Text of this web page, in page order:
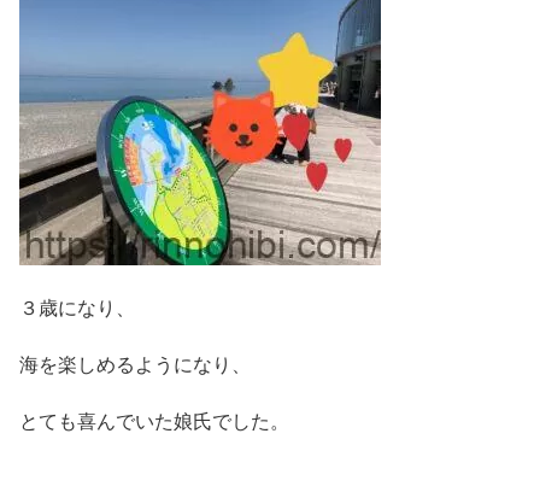
３歳になり、
海を楽しめるようになり、
とても喜んでいた娘氏でした。